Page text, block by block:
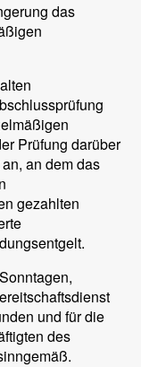
das
Prüfung darüber
an dem das
gezahlten
und für die
des